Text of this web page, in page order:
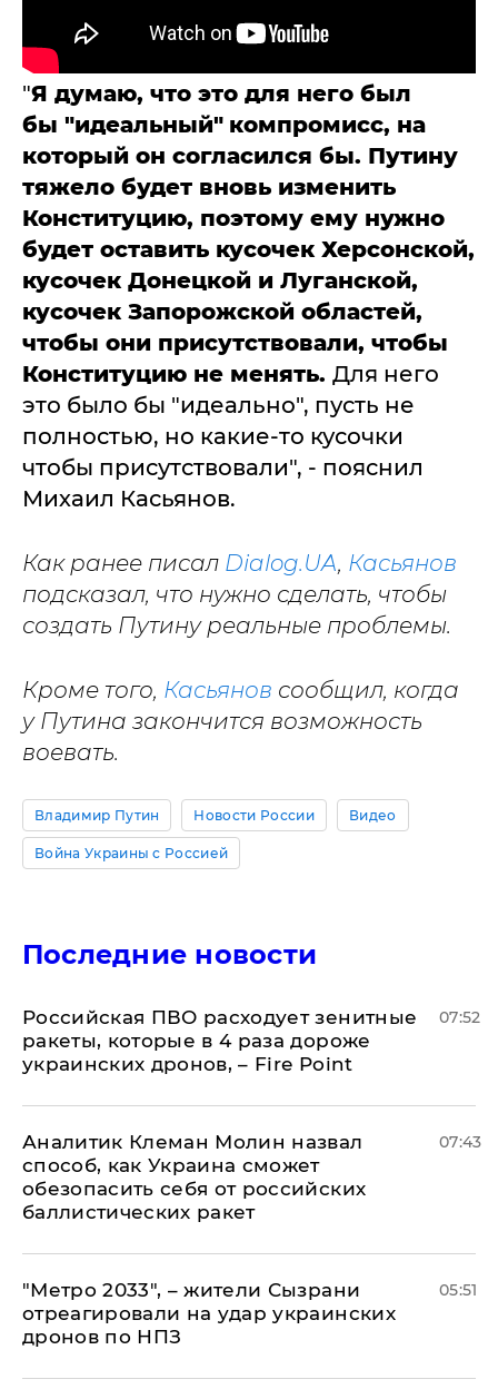
"Я думаю, что это для него был
бы "идеальный" компромисс, на
который он согласился бы. Путину
тяжело будет вновь изменить
Конституцию, поэтому ему нужно
будет оставить кусочек Херсонской,
кусочек Донецкой и Луганской,
кусочек Запорожской областей,
чтобы они присутствовали, чтобы
Конституцию не менять. Для него
это было бы "идеально", пусть не
полностью, но какие-то кусочки
чтобы присутствовали", - пояснил
Михаил Касьянов.
Как ранее писал Dialog.UA, Касьянов
подсказал, что нужно сделать, чтобы
создать Путину реальные проблемы.
Кроме того, Касьянов сообщил, когда
у Путина закончится возможность
воевать.
Владимир Путин Новости России Видео
Война Украины с Россией
Последние новости
Российская ПВО расходует зенитные
ракеты, которые в 4 раза дороже
украинских дронов, – Fire Point
07:52
Аналитик Клеман Молин назвал
способ, как Украина сможет
обезопасить себя от российских
баллистических ракет
07:43
"Метро 2033", – жители Сызрани
отреагировали на удар украинских
дронов по НПЗ
05:51